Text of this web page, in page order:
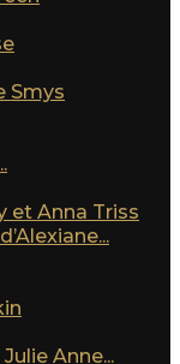
Smys
et Anna Triss
Anne...